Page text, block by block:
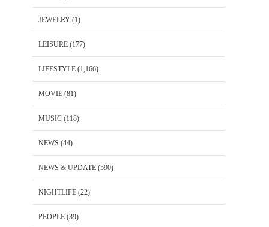
JEWELRY (1)
LEISURE (177)
LIFESTYLE (1,166)
MOVIE (81)
MUSIC (118)
NEWS (44)
NEWS & UPDATE (590)
NIGHTLIFE (22)
PEOPLE (39)